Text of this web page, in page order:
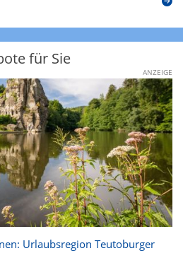
für Sie
ANZEIGE
Urlaubsregion Teutoburger